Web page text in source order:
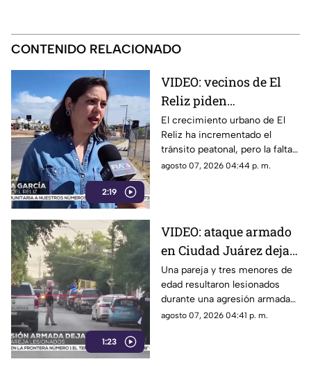
CONTENIDO RELACIONADO
2:19
VIDEO: vecinos de El
Reliz piden
construcción de
banquetas ante riesgo
para peatones
El crecimiento urbano de El
Reliz ha incrementado el
tránsito peatonal, pero la falta
de banquetas obliga a
agosto 07, 2026 04:44 p. m.
1:23
VIDEO: ataque armado
en Ciudad Juárez deja
cinco personas
heridas, entre ellos tres
menores
Una pareja y tres menores de
edad resultaron lesionados
durante una agresión armada
registrada en el
agosto 07, 2026 04:41 p. m.